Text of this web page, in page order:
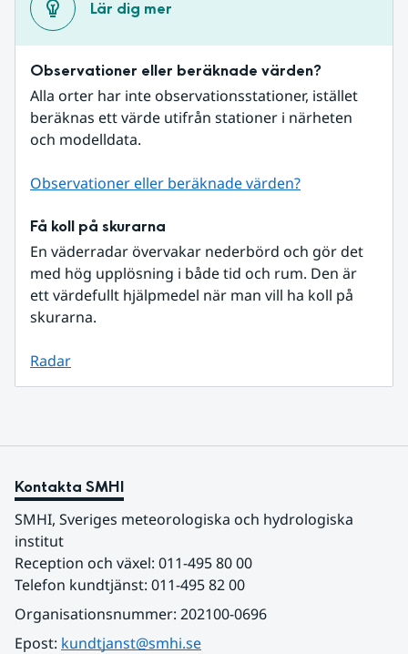
Lär dig mer
Observationer eller beräknade värden?
Alla orter har inte observationsstationer, istället
beräknas ett värde utifrån stationer i närheten
och modelldata.
Observationer eller beräknade värden?
Få koll på skurarna
En väderradar övervakar nederbörd och gör det
med hög upplösning i både tid och rum. Den är
ett värdefullt hjälpmedel när man vill ha koll på
skurarna.
Radar
Kontakta SMHI
SMHI, Sveriges meteorologiska och hydrologiska
institut
Reception och växel: 011-495 80 00
Telefon kundtjänst: 011-495 82 00
Organisationsnummer: 202100-0696
Epost: kundtjanst@smhi.se